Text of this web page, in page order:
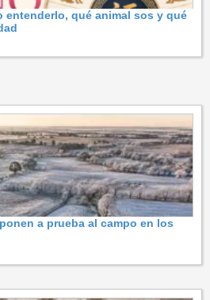
entenderlo, qué animal sos y qué
a prueba al campo en los